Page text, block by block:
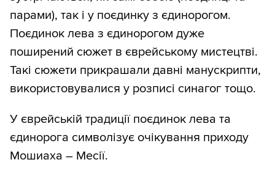
парами), так і у поєдинку з єдинорогом.
Поєдинок лева з єдинорогом дуже
поширений сюжет в єврейському мистецтві.
Такі сюжети прикрашали давні манускрипти,
використовувалися у розписі синагог тощо.
У єврейській традиції поєдинок лева та
єдинорога символізує очікування приходу
Мошиаха – Месії.